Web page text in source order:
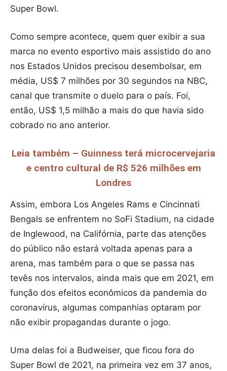
Super Bowl.
Como sempre acontece, quem quer exibir a sua
marca no evento esportivo mais assistido do ano
nos Estados Unidos precisou desembolsar, em
média, US$ 7 milhões por 30 segundos na NBC,
canal que transmite o duelo para o país. Foi,
então, US$ 1,5 milhão a mais do que havia sido
cobrado no ano anterior.
Leia também – Guinness terá microcervejaria
e centro cultural de R$ 526 milhões em
Londres
Assim, embora Los Angeles Rams e Cincinnati
Bengals se enfrentem no SoFi Stadium, na cidade
de Inglewood, na Califórnia, parte das atenções
do público não estará voltada apenas para a
arena, mas também para o que se passa nas
tevês nos intervalos, ainda mais que em 2021, em
função dos efeitos econômicos da pandemia do
coronavírus, algumas companhias optaram por
não exibir propagandas durante o jogo.
Uma delas foi a Budweiser, que ficou fora do
Super Bowl de 2021, na primeira vez em 37 anos,